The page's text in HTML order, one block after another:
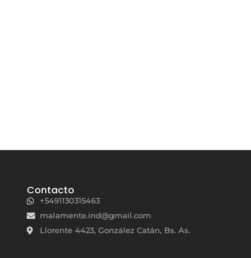
Contacto
+5491130315463
malamente.ind@gmail.com
Llorente 4423, González Catán, Bs. As.